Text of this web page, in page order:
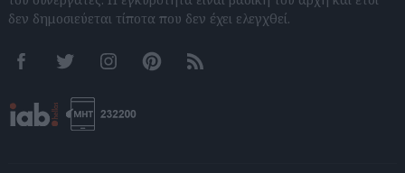
δεν δημοσιεύεται τίποτα που δεν έχει ελεγχθεί.
FacebookTwitter InstagramPinterestRSS feeds